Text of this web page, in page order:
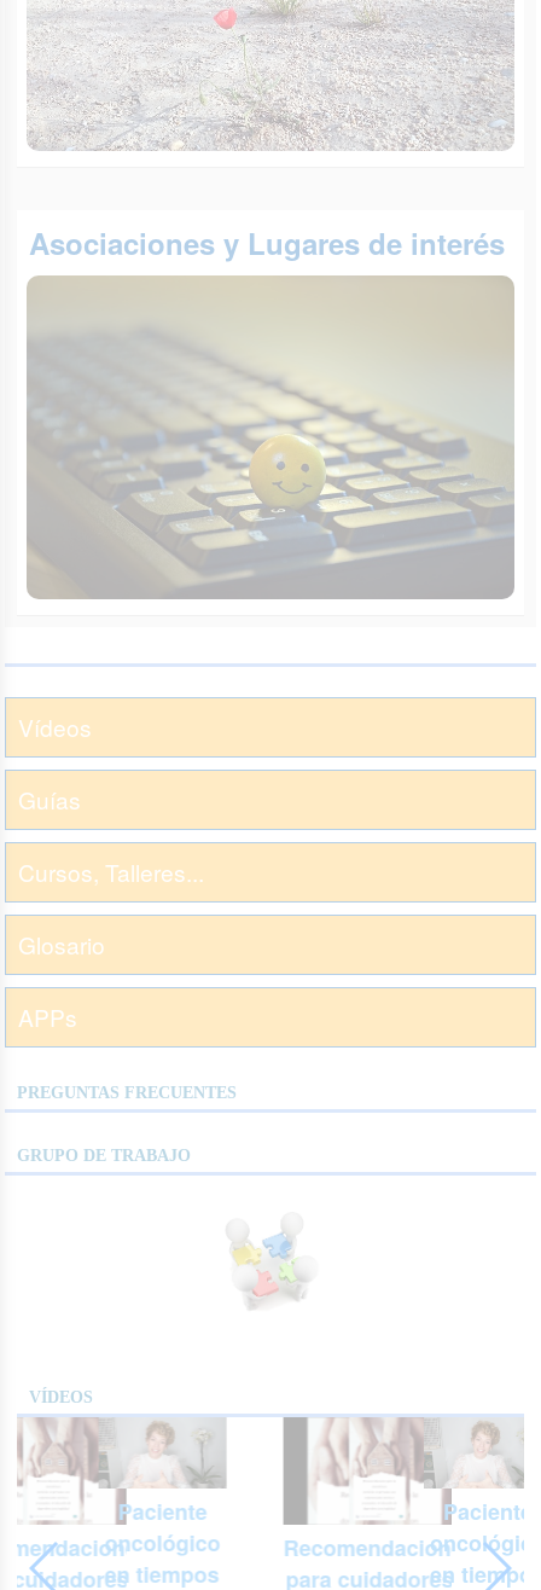
Asociaciones y Lugares de interés
Vídeos
Guías
Cursos, Talleres...
Glosario
APPs
PREGUNTAS FRECUENTES
GRUPO DE TRABAJO
VÍDEOS
cuidadores y
Paciente
oncológico
en tiempos
Recomendaciones
para cuidadores y
Paciente
en